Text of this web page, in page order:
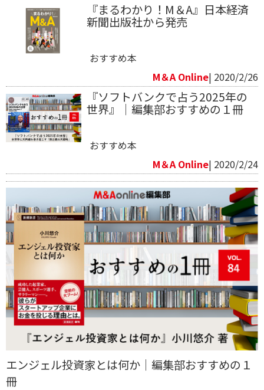
『まるわかり！M＆A』日本経済
新聞出版社から発売
おすすめ本
M＆A Online| 2020/2/26
『ソフトバンクで占う2025年の
世界』｜編集部おすすめの１冊
おすすめ本
M＆A Online| 2020/2/24
エンジェル投資家とは何か｜編集部おすすめの１
冊